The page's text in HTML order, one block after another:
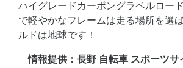
ハイグレードカーボングラベルロー
で軽やかなフレームは走る場所を選
ルドは地球です！
情報提供：長野 自転車 スポーツサ